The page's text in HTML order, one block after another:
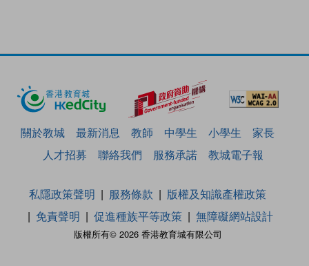
關於教城 最新消息 教師 中學生 小學生
家長
人才招募
聯絡我們 服務承諾 教城電子報
版權所有© 2026 香港教育城有限公司
私隱政策聲明 服務條款
版權及知識產權政策
免責聲明
促進種族平等政策 無障礙網站設計